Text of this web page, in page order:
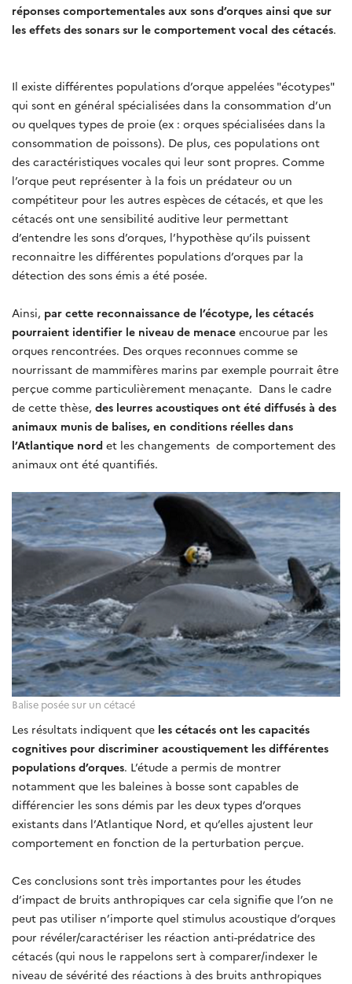
réponses comportementales aux sons d’orques ainsi que sur
les effets des sonars sur le comportement vocal des cétacés.
Il existe différentes populations d’orque appelées "écotypes"
qui sont en général spécialisées dans la consommation d’un
ou quelques types de proie (ex : orques spécialisées dans la
consommation de poissons). De plus, ces populations ont
des caractéristiques vocales qui leur sont propres. Comme
l’orque peut représenter à la fois un prédateur ou un
compétiteur pour les autres espèces de cétacés, et que les
cétacés ont une sensibilité auditive leur permettant
d’entendre les sons d’orques, l’hypothèse qu’ils puissent
reconnaitre les différentes populations d’orques par la
détection des sons émis a été posée.
Ainsi, par cette reconnaissance de l’écotype, les cétacés
pourraient identifier le niveau de menace encourue par les
orques rencontrées. Des orques reconnues comme se
nourrissant de mammifères marins par exemple pourrait être
perçue comme particulièrement menaçante. Dans le cadre
de cette thèse, des leurres acoustiques ont été diffusés à des
animaux munis de balises, en conditions réelles dans
l’Atlantique nord et les changements de comportement des
animaux ont été quantifiés.
Balise posée sur un cétacé
Les résultats indiquent que les cétacés ont les capacités
cognitives pour discriminer acoustiquement les différentes
populations d’orques. L’étude a permis de montrer
notamment que les baleines à bosse sont capables de
différencier les sons démis par les deux types d’orques
existants dans l’Atlantique Nord, et qu’elles ajustent leur
comportement en fonction de la perturbation perçue.
Ces conclusions sont très importantes pour les études
d’impact de bruits anthropiques car cela signifie que l’on ne
peut pas utiliser n’importe quel stimulus acoustique d’orques
pour révéler/caractériser les réaction anti-prédatrice des
cétacés (qui nous le rappelons sert à comparer/indexer le
niveau de sévérité des réactions à des bruits anthropiques